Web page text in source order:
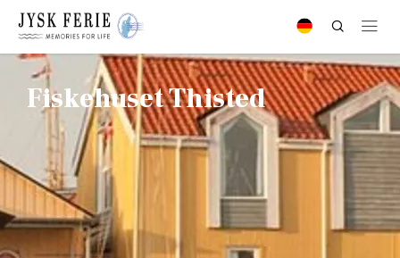
Fiskehuset Thisted